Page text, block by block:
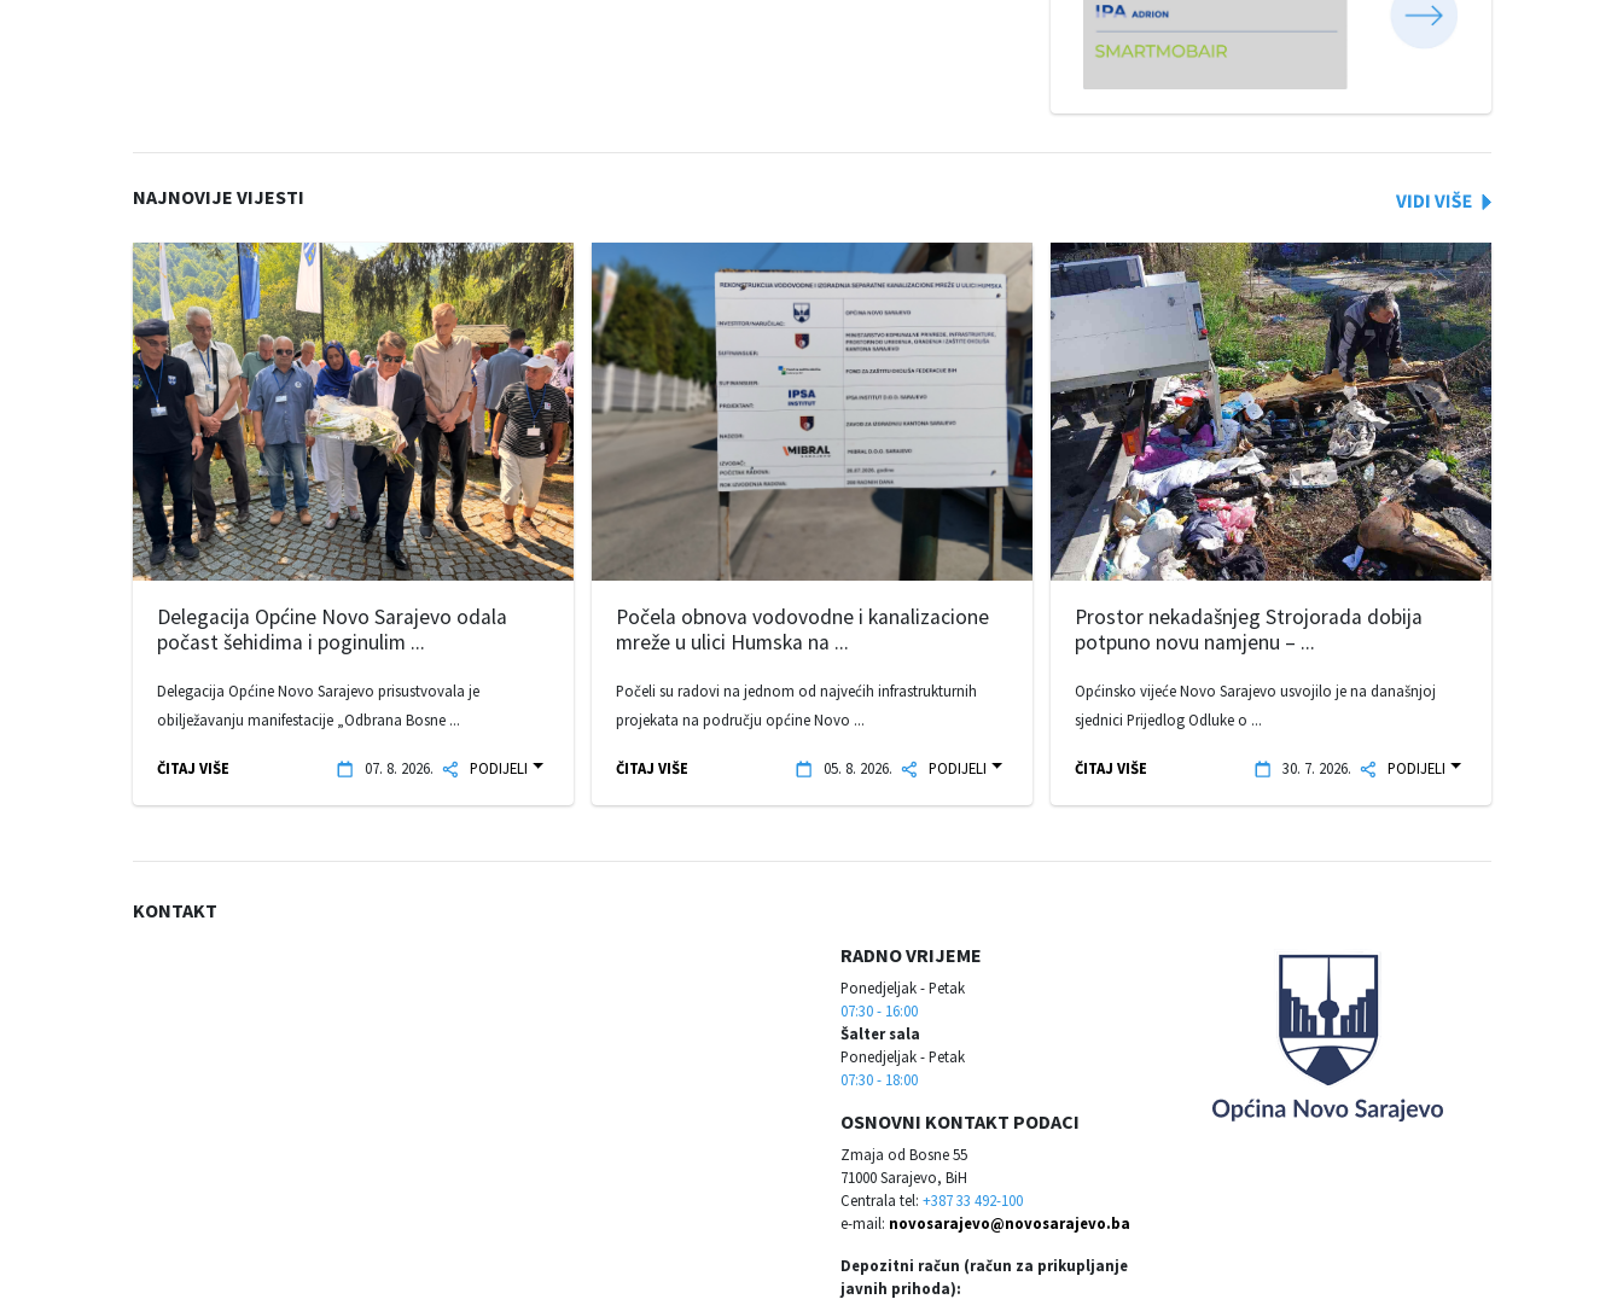
NAJNOVIJE VIJESTI
Delegacija Općine Novo Sarajevo odala
počast šehidima i poginulim ...
Delegacija Općine Novo Sarajevo prisustvovala je
obilježavanju manifestacije „Odbrana Bosne ...
ČITAJ VIŠE 07. 8. 2026. PODIJELI
Počela obnova vodovodne i kanalizacione
mreže u ulici Humska na ...
Počeli su radovi na jednom od najvećih infrastrukturnih
projekata na području općine Novo ...
ČITAJ VIŠE 05. 8. 2026. PODIJELI
Prostor nekadašnjeg Strojorada dobija
potpuno novu namjenu – ...
Općinsko vijeće Novo Sarajevo usvojilo je na današnjoj
sjednici Prijedlog Odluke o ...
ČITAJ VIŠE 30. 7. 2026. PODIJELI
KONTAKT
RADNO VRIJEME
Ponedjeljak - Petak
07:30 - 16:00
Šalter sala
Ponedjeljak - Petak
07:30 - 18:00
OSNOVNI KONTAKT PODACI
Zmaja od Bosne 55
71000 Sarajevo, BiH
Centrala tel: +387 33 492-100
e-mail: novosarajevo@novosarajevo.ba
Depozitni račun (račun za prikupljanje
javnih prihoda):